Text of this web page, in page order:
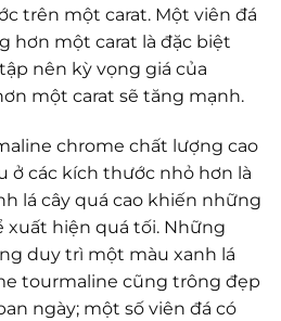
trên một carat. Một viên đá
hơn một carat là đặc biệt
nên kỳ vọng giá của
một carat sẽ tăng mạnh.
chrome chất lượng cao
ở các kích thước nhỏ hơn là
lá cây quá cao khiến những
xuất hiện quá tối. Những
duy trì một màu xanh lá
tourmaline cũng trông đẹp
ngày; một số viên đá có